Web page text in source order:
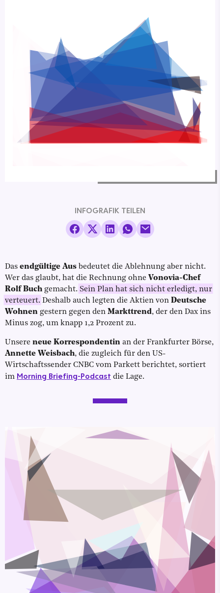
INFOGRAFIK TEILEN
Das endgültige Aus bedeutet die Ablehnung aber nicht.
Wer das glaubt, hat die Rechnung ohne Vonovia-Chef
Rolf Buch gemacht. Sein Plan hat sich nicht erledigt, nur
verteuert. Deshalb auch legten die Aktien von Deutsche
Wohnen gestern gegen den Markttrend, der den Dax ins
Minus zog, um knapp 1,2 Prozent zu.
Unsere neue Korrespondentin an der Frankfurter Börse,
Annette Weisbach, die zugleich für den US-
Wirtschaftssender CNBC vom Parkett berichtet, sortiert
im Morning Briefing-Podcast die Lage.